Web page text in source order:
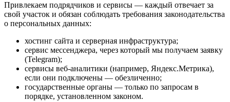
Привлекаем подрядчиков и сервисы — каждый отвечает за
свой участок и обязан соблюдать требования законодательства
о персональных данных:
хостинг сайта и серверная инфраструктура;
сервис мессенджера, через который мы получаем заявку
(Telegram);
сервисы веб-аналитики (например, Яндекс.Метрика),
если они подключены — обезличенно;
государственные органы — только по запросам в
порядке, установленном законом.